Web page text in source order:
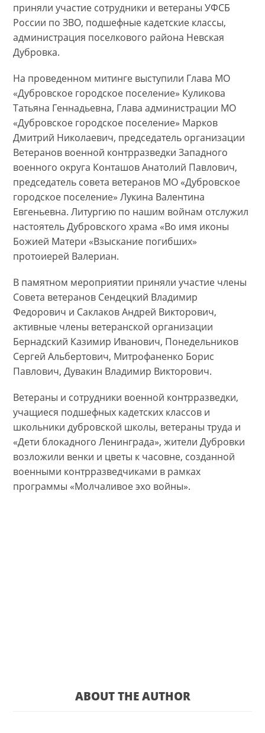
приняли участие сотрудники и ветераны УФСБ
России по ЗВО, подшефные кадетские классы,
администрация поселкового района Невская
Дубровка.
На проведенном митинге выступили Глава МО
«Дубровское городское поселение» Куликова
Татьяна Геннадьевна, Глава администрации МО
«Дубровское городское поселение» Марков
Дмитрий Николаевич, председатель организации
Ветеранов военной контрразведки Западного
военного округа Конташов Анатолий Павлович,
председатель совета ветеранов МО «Дубровское
городское поселение» Лукина Валентина
Евгеньевна. Литургию по нашим войнам отслужил
настоятель Дубровского храма «Во имя иконы
Божией Матери «Взыскание погибших»
протоиерей Валериан.
В памятном мероприятии приняли участие члены
Совета ветеранов Сендецкий Владимир
Федорович и Саклаков Андрей Викторович,
активные члены ветеранской организации
Бернадский Казимир Иванович, Понедельников
Сергей Альбертович, Митрофаненко Борис
Павлович, Дувакин Владимир Викторович.
Ветераны и сотрудники военной контрразведки,
учащиеся подшефных кадетских классов и
школьники дубровской школы, ветераны труда и
«Дети блокадного Ленинграда», жители Дубровки
возложили венки и цветы к часовне, созданной
военными контрразведчиками в рамках
программы «Молчаливое эхо войны».
ABOUT THE AUTHOR